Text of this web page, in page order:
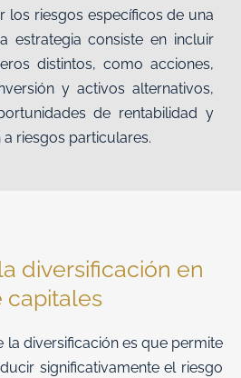
los riesgos específicos de una
estrategia consiste en incluir
distintos, como acciones,
y activos alternativos,
de rentabilidad y
riesgos particulares.
diversificación en
capitales
la diversificación es que permite
significativamente el riesgo